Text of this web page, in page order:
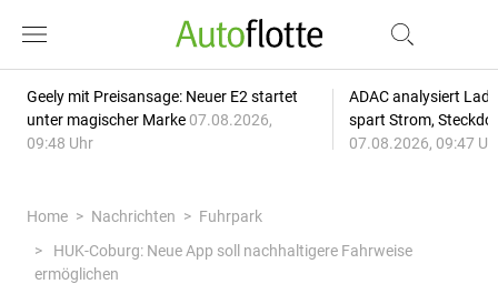
Geely mit Preisansage: Neuer E2 startet
unter magischer Marke 07.08.2026,
09:48 Uhr
ADAC analysiert
spart Strom,
07.08.2026, 09:47
Home Nachrichten
Fuhrpark
HUK-Coburg: Neue App soll nachhaltigere Fahrweise
ermöglichen